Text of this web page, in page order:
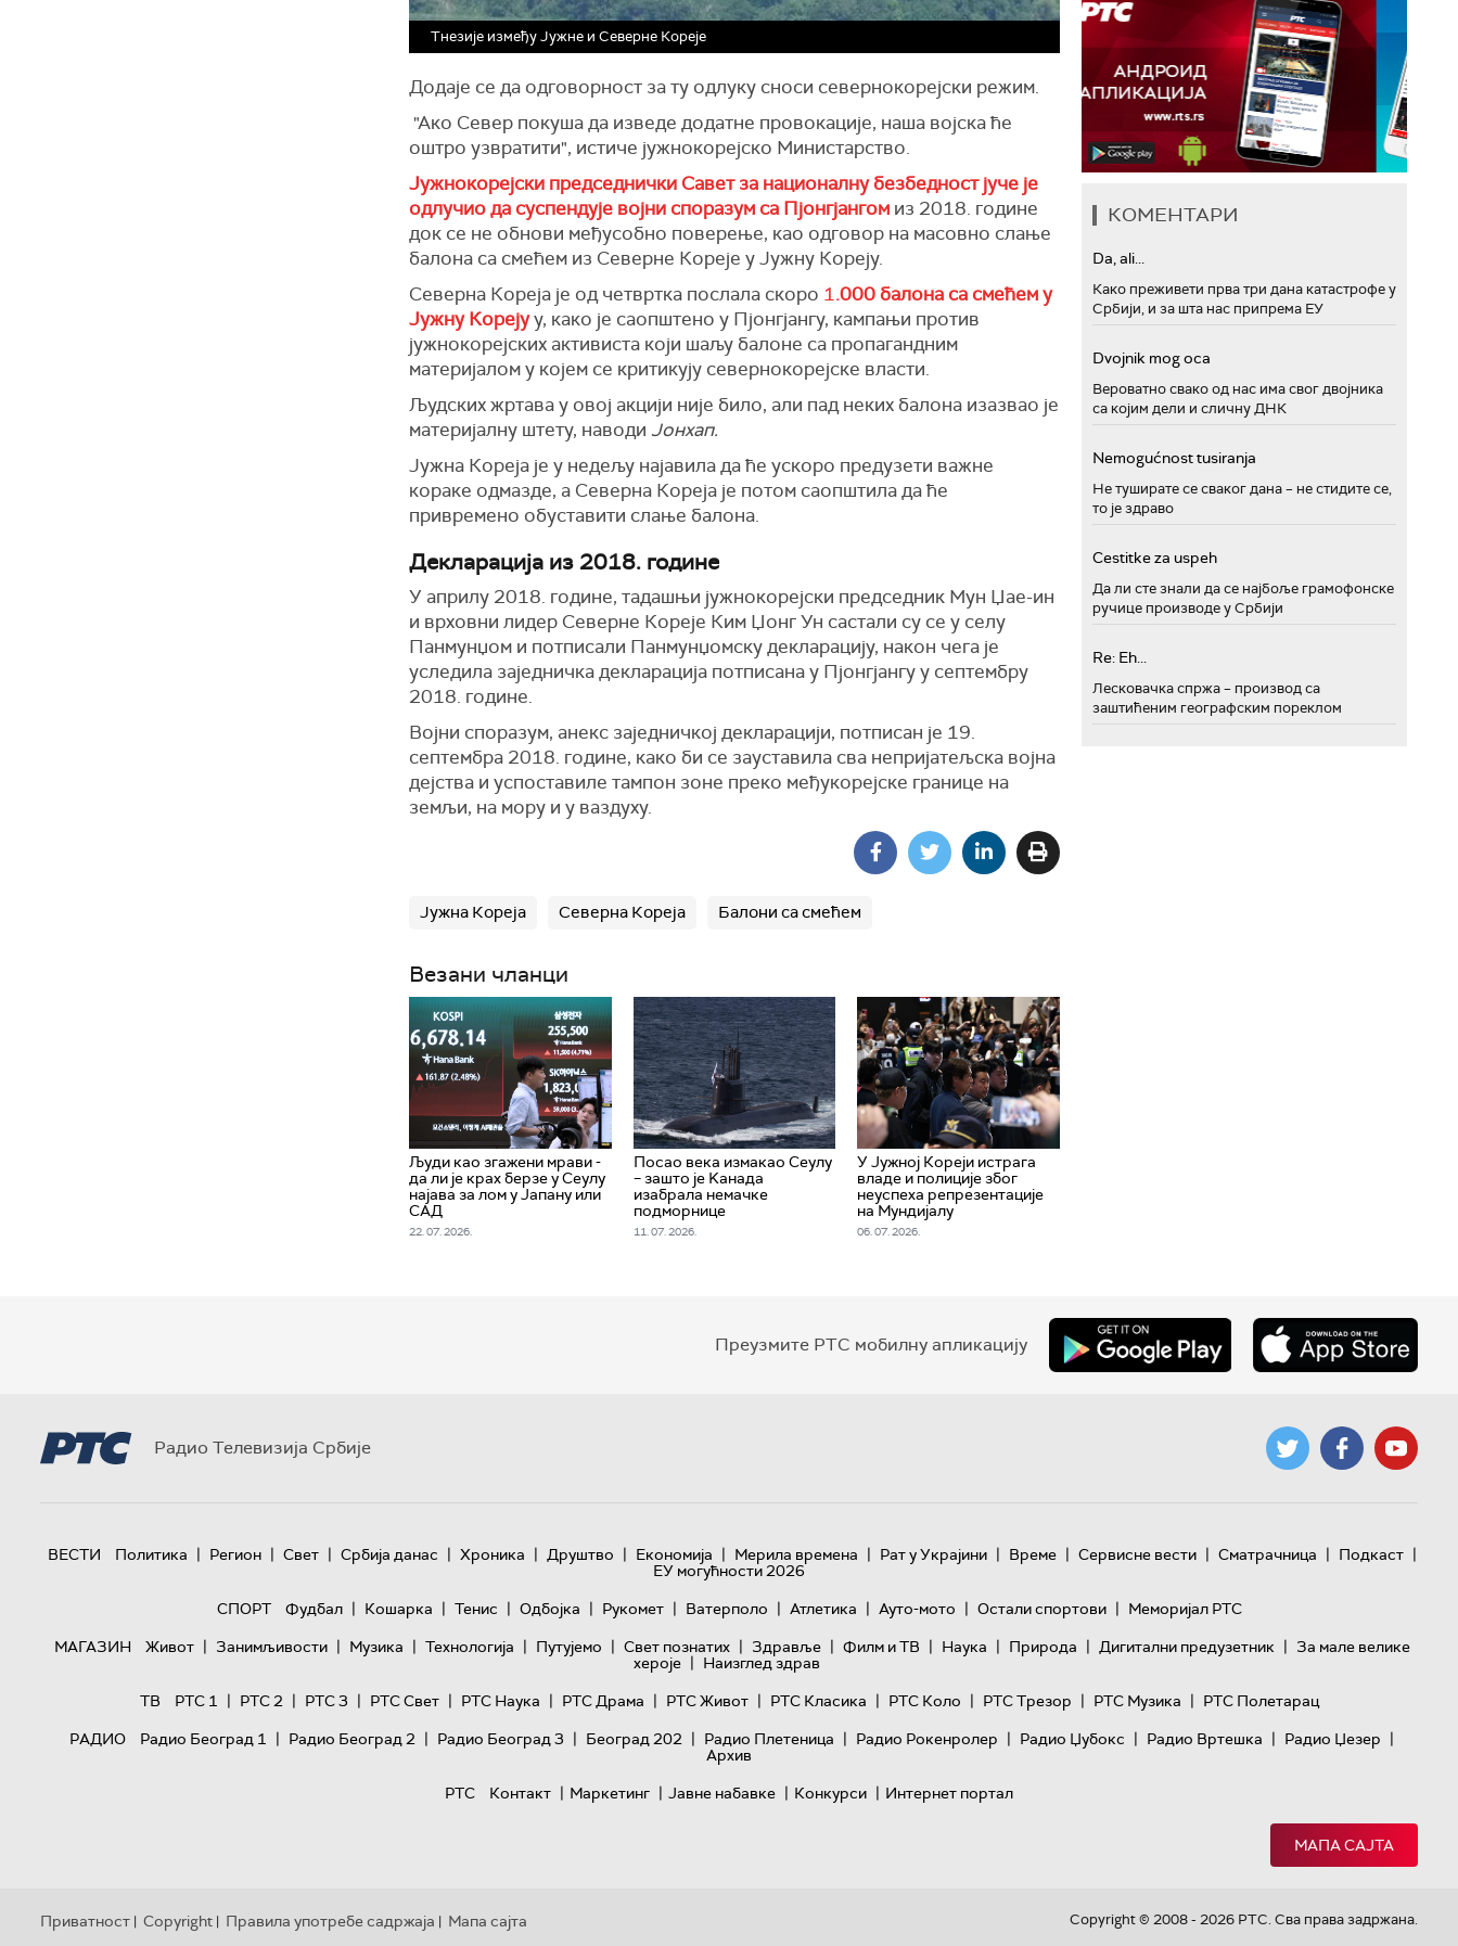
Тнезије између Јужне и Северне Кореје
Додаје се да одговорност за ту одлуку сноси севернокорејски режим.
"Ако Север покуша да изведе додатне провокације, наша војска ће
оштро узвратити", истиче јужнокорејско Министарство.
Јужнокорејски председнички Савет за националну безбедност јуче је
одлучио да суспендује војни споразум са Пјонгјангом из 2018. године
док се не обнови међусобно поверење, као одговор на масовно слање
балона са смећем из Северне Кореје у Јужну Кореју.
Северна Кореја је од четвртка послала скоро 1.000 балона са смећем у
Јужну Корејуу, како је саопштено у Пјонгјангу, кампањи против
јужнокорејских активиста који шаљу балоне са пропагандним
материјалом у којем се критикују севернокорејске власти.
Људских жртава у овој акцији није било, али пад неких балона изазвао је
материјалну штету, наводи Јонхап.
Јужна Кореја је у недељу најавила да ће ускоро предузети важне
кораке одмазде, а Северна Кореја је потом саопштила да ће
привремено обуставити слање балона.
Декларација из 2018. године
У априлу 2018. године, тадашњи јужнокорејски председник Мун Џае-ин
и врховни лидер Северне Кореје Ким Џонг Ун састали су се у селу
Панмунџом и потписали Панмунџомску декларацију, након чега је
уследила заједничка декларација потписана у Пјонгјангу у септембру
2018. године.
Војни споразум, анекс заједничкој декларацији, потписан је 19.
септембра 2018. године, како би се зауставила сва непријатељска војна
дејства и успоставиле тампон зоне преко међукорејске границе на
земљи, на мору и у ваздуху.
Јужна Кореја Северна Кореја Балони са смећем
Везани чланци
Људи као згажени мрави -
да ли је крах берзе у Сеулу
најава за лом у Јапану или
САД
22. 07. 2026.
Посао века измакао Сеулу
– зашто је Kанада
изабрала немачке
подморнице
11. 07. 2026.
У Јужној Кореји истрага
владе и полиције због
неуспеха репрезентације
на Мундијалу
06. 07. 2026.
КОМЕНТАРИ
Da, ali...
Како преживети прва три дана катастрофе у
Србији, и за шта нас припрема ЕУ
Dvojnik mog oca
Вероватно свако од нас има свог двојника
са којим дели и сличну ДНК
Nemogućnost tusiranja
Не туширате се сваког дана – не стидите се,
то је здраво
Cestitke za uspeh
Да ли сте знали да се најбоље грамофонске
ручице производе у Србији
Re: Eh...
Лесковачка спржа – производ са
заштићеним географским пореклом
Преузмите РТС мобилну апликацију
Радио Телевизија Србије
ВЕСТИ Политика | Регион | Свет | Србија данас | Хроника | Друштво | Економија | Мерила времена | Рат у Украјини | Време | Сервисне вести | Сматрачница | Подкаст |
ЕУ могућности 2026
СПОРТ
Фудбал | Кошарка | Тенис | Одбојка | Рукомет | Ватерполо | Атлетика | Ауто-мото | Остали спортови | Меморијал РТС
МАГАЗИН
Живот | Занимљивости | Музика | Технологијa | Путујемо | Свет познатих | Здравље | Филм и ТВ | Наука | Природа | Дигитални предузетник | За мале велике
хероје | Наизглед здрав
ТВ
РТС 1 | РТС 2 | РТС 3 | РТС Свет | РТС Наука | РТС Драма | РТС Живот | РТС Класика | РТС Коло | РТС Трезор | РТС Музика | РТС Полетарац
РАДИО
Радио Београд 1 | Радио Београд 2 | Радио Београд 3 | Београд 202 | Радио Плетеница | Радио Рокенролер | Радио Џубокс | Радио Вртешка | Радио Џезер |
Архив
РТС
Контакт | Маркетинг | Јавне набавке | Конкурси | Интернет портал
МАПА САЈТА
Приватност | Copyright | Правила употребе садржаја | Мапа сајта Copyright © 2008 - 2026 РТС. Сва права задржана.